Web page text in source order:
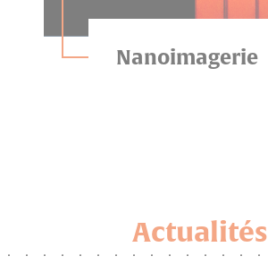
Nanoimagerie
Actualités